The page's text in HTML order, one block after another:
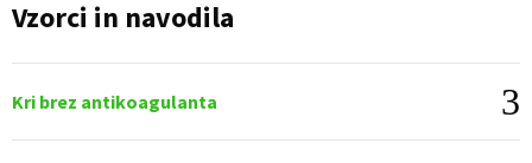
Vzorci in navodila
Kri brez antikoagulanta